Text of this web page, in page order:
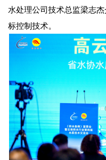
水处理公司技术总监梁志
标控制技术。